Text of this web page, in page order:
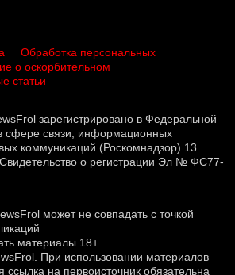
Обработка персональных
о оскорбительном
статьи
зарегистрировано в Федеральной
сфере связи, информационных
коммуникаций (Роскомнадзор) 13
о регистрации Эл № ФС77-
может не совпадать с точкой
материалы 18+
При использовании материалов
ссылка на первоисточник обязательна